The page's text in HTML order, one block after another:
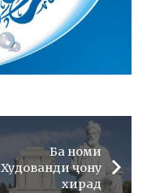
Ба номи
Худованди ҷону
хирад